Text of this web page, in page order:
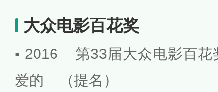
大众电影百花奖
▪ 2016 第33届大众电影百
爱的 （提名）